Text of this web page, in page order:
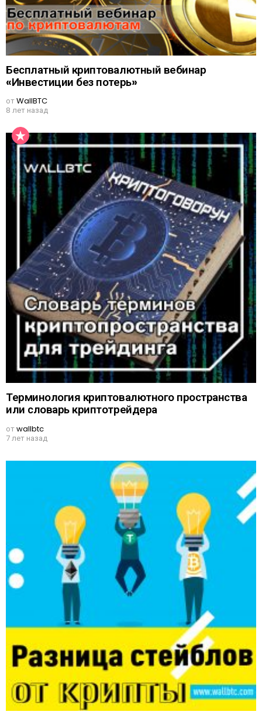
Бесплатный криптовалютный вебинар
«Инвестиции без потерь»
отWallBTC
8 лет назад
Терминология криптовалютного пространства
или словарь криптотрейдера
отwallbtc
7 лет назад